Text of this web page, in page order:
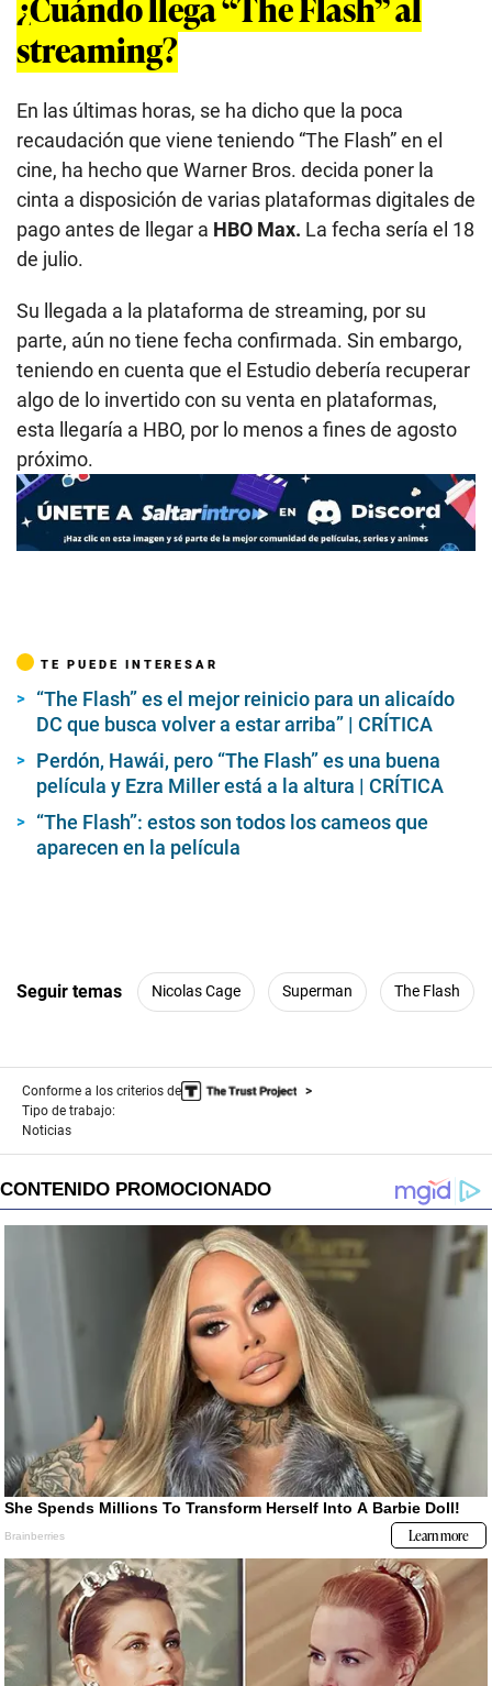
streaming?
En las últimas horas, se ha dicho que la poca
recaudación que viene teniendo “The Flash” en el
cine, ha hecho que Warner Bros. decida poner la
cinta a disposición de varias plataformas digitales de
pago antes de llegar a HBO Max. La fecha sería el 18
de julio.
Su llegada a la plataforma de streaming, por su
parte, aún no tiene fecha confirmada. Sin embargo,
teniendo en cuenta que el Estudio debería recuperar
algo de lo invertido con su venta en plataformas,
esta llegaría a HBO, por lo menos a fines de agosto
próximo.
TE PUEDE INTERESAR
“The Flash” es el mejor reinicio para un alicaído
DC que busca volver a estar arriba” | CRÍTICA
Perdón, Hawái, pero “The Flash” es una buena
película y Ezra Miller está a la altura | CRÍTICA
“The Flash”: estos son todos los cameos que
aparecen en la película
Seguir temas Nicolas Cage Superman The Flash
Conforme a los criterios de
Tipo de trabajo:
Noticias